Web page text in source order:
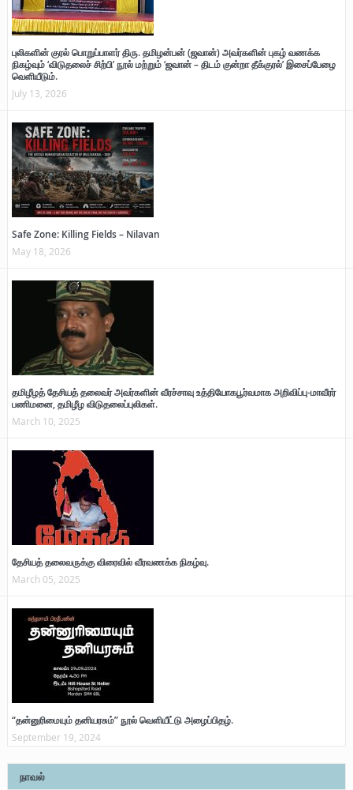
புலிகளின் குரல் பொறுப்பாளர் திரு. தமிழன்பன் (ஜவான்) அவர்களின் புகழ் வணக்க
நிகழ்வும் ‘விடுதலைச் சிற்பி’ நூல் மற்றும் ‘ஜவான் – திடம் குன்றா தீக்குரல்’ இசைப்பேழை
வெளியீடும்.
July 13, 2026
Safe Zone: Killing Fields – Nilavan
May 18, 2026
தமிழீழத் தேசியத் தலைவர் அவர்களின் வீரச்சாவு உத்தியோகபூர்வமாக அறிவிப்பு-மாவீரர்
பணிமனை, தமிழீழ விடுதலைப்புலிகள்.
March 10, 2025
தேசியத் தலைவருக்கு விரைவில் வீரவணக்க நிகழ்வு.
March 05, 2025
“தன்னுரிமையும் தனியரசும்” நூல் வெளியீட்டு அழைப்பிதழ்.
September 19, 2024
நாவல்